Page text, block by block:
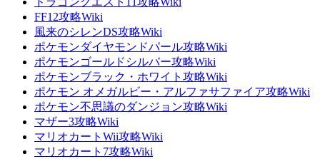
FF12攻略Wiki
風来のシレンDS攻略Wiki
ポケモンダイヤモンドパール攻略Wiki
ポケモンゴールドシルバー攻略Wiki
ポケモンブラック・ホワイト攻略Wiki
ポケモン オメガルビー・アルファサファイア攻略Wiki
ポケモン不思議のダンジョン攻略Wiki
マザー3攻略Wiki
マリオカートWii攻略Wiki
マリオカート7攻略Wiki